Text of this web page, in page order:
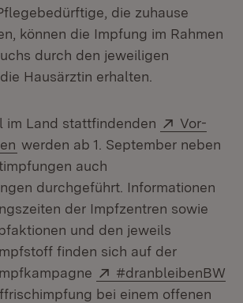
die zuhause
können die Impfung im Rahmen
durch den jeweiligen
Hausärztin erhalten.
im Land stattfindenden Extern:
Vor-
(Öffnet in neuem Fenster)
werden ab 1. September neben
auch
durchgeführt. Informationen
der Impfzentren sowie
und den jeweils
finden sich auf der
Extern:
#dranbleibenBW
Fenster)
bei einem offenen